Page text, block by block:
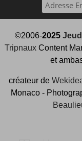
©2006-2025
TripnauxContent
et
créateur de
Monaco -